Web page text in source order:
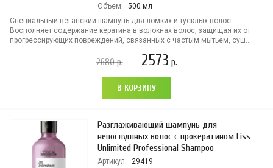
Объем:
500 мл
Специальный веганский шампунь для ломких и тусклых волос.
Восполняет содержание кератина в волокнах волос, защищая их от
прогрессирующих повреждений, связанных с частым мытьем, суш...
2680р. 2573 р.
В КОРЗИНУ
Разглаживающий шампунь для
непослушных волос с прокератином Liss
Unlimited Professional Shampoo
Артикул:
29419